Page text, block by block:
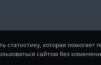
статистику, которая
сайтом без